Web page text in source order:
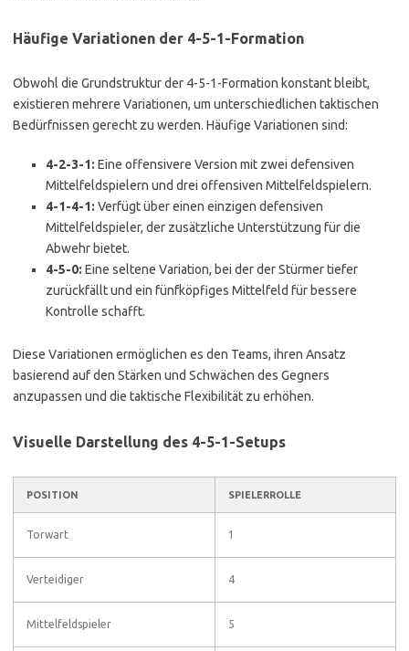
Häufige Variationen der 4-5-1-Formation
Obwohl die Grundstruktur der 4-5-1-Formation konstant bleibt,
existieren mehrere Variationen, um unterschiedlichen taktischen
Bedürfnissen gerecht zu werden. Häufige Variationen sind:
4-2-3-1: Eine offensivere Version mit zwei defensiven
Mittelfeldspielern und drei offensiven Mittelfeldspielern.
4-1-4-1: Verfügt über einen einzigen defensiven
Mittelfeldspieler, der zusätzliche Unterstützung für die
Abwehr bietet.
4-5-0: Eine seltene Variation, bei der der Stürmer tiefer
zurückfällt und ein fünfköpfiges Mittelfeld für bessere
Kontrolle schafft.
Diese Variationen ermöglichen es den Teams, ihren Ansatz
basierend auf den Stärken und Schwächen des Gegners
anzupassen und die taktische Flexibilität zu erhöhen.
Visuelle Darstellung des 4-5-1-Setups
POSITION SPIELERROLLE
Torwart 1
Verteidiger 4
Mittelfeldspieler 5